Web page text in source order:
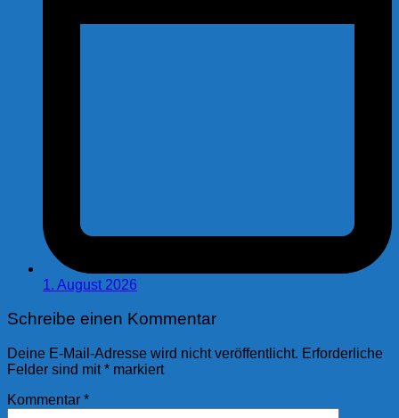
1. August 2026
Schreibe einen Kommentar
Deine E-Mail-Adresse wird nicht veröffentlicht. Erforderliche
Felder sind mit* markiert
Kommentar *